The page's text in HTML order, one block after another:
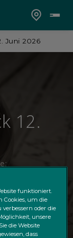
Juni 2026
12.
funktioniert.
Cookies, um die
oder die
unsere
die Website
dass